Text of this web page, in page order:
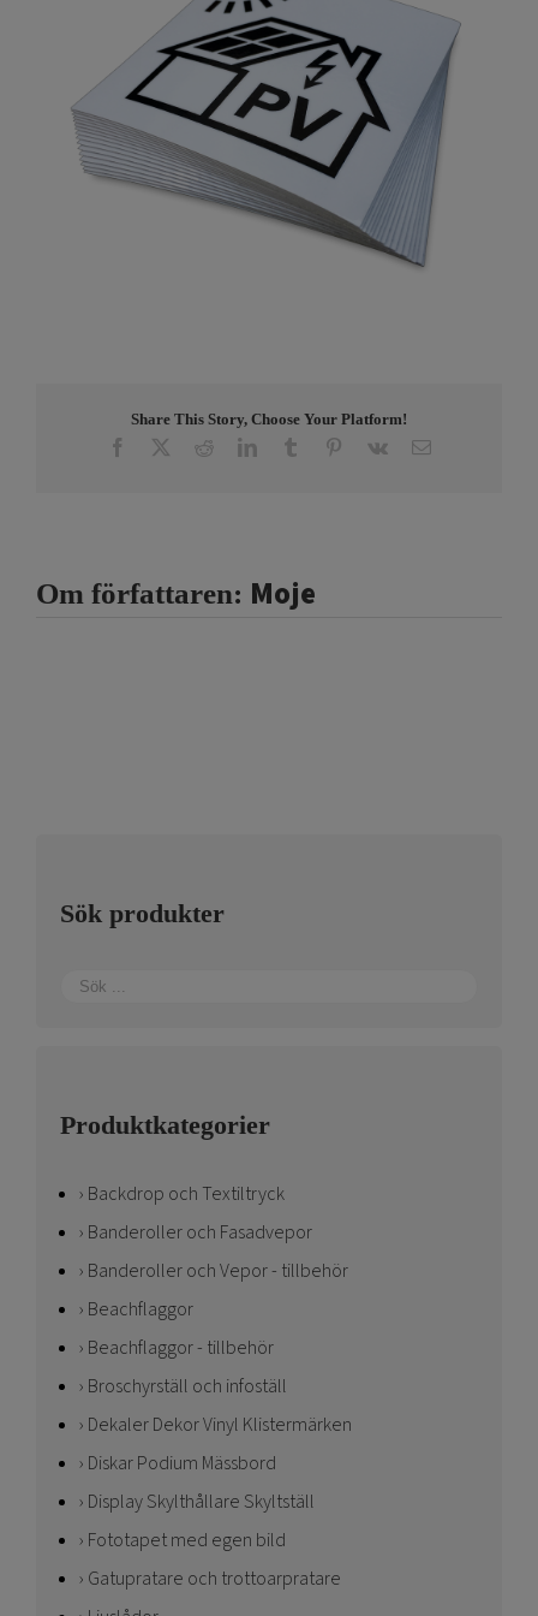
Share This Story, Choose Your Platform!
Facebook RedditLinkedInTumblr Pinterest
Vk E-
Om författaren: Moje
Sök produkter
Produktkategorier
Backdrop och Textiltryck
Banderoller och Fasadvepor
Banderoller och Vepor - tillbehör
Beachflaggor
Beachflaggor - tillbehör
Broschyrställ och infoställ
Dekaler Dekor Vinyl Klistermärken
Diskar Podium Mässbord
Display Skylthållare Skyltställ
Fototapet med egen bild
Gatupratare och trottoarpratare